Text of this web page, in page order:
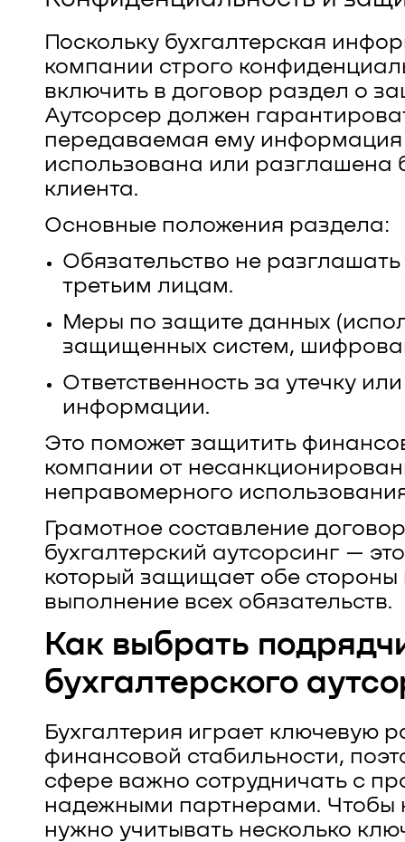
Поскольку бухгалтерская
компании строго
включить в договор раздел о
Аутсорсер должен
передаваемая ему информация
использована или разглашена
клиента.
Основные положения раздела:
Обязательство не
третьим лицам.
Меры по защите данных
защищенных систем,
Ответственность за утечку
информации.
Это поможет защитить
компании от
неправомерного
Грамотное составление
бухгалтерский аутсорсинг —
который защищает обе стороны
выполнение всех обязательств.
Как выбрать
бухгалтерского
Бухгалтерия играет ключевую
финансовой стабильности,
сфере важно сотрудничать с
надежными партнерами. Чтобы
нужно учитывать несколько